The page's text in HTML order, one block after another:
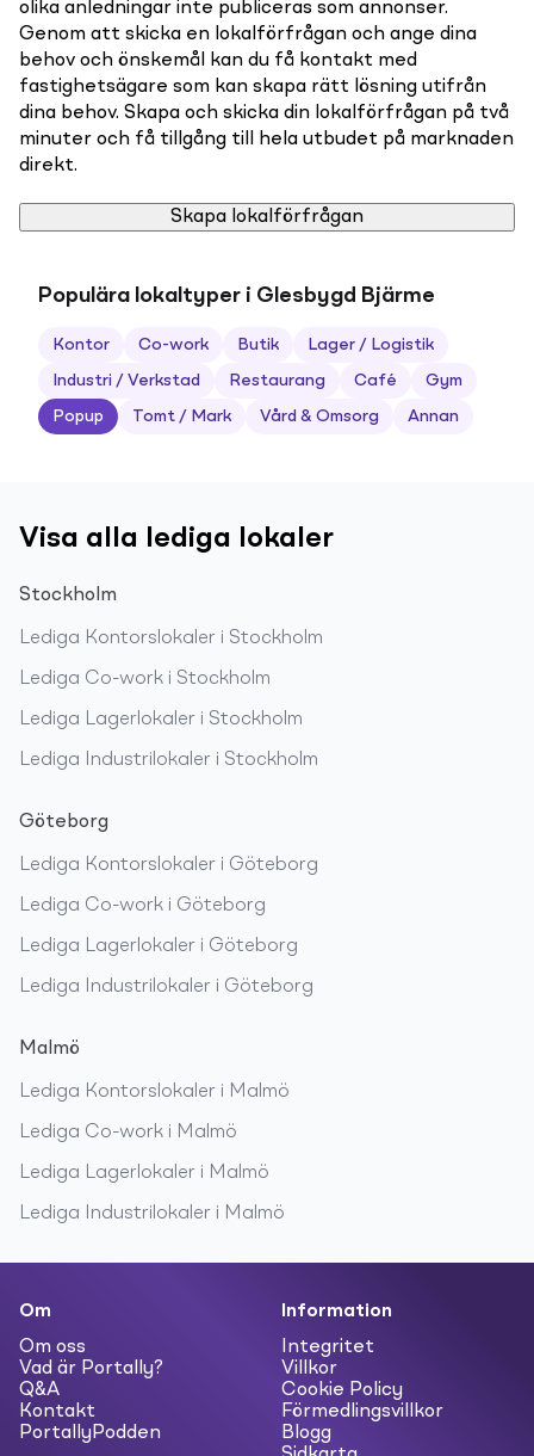
olika anledningar inte publiceras som annonser.
Genom att skicka en lokalförfrågan och ange dina
behov och önskemål kan du få kontakt med
fastighetsägare som kan skapa rätt lösning utifrån
dina behov. Skapa och skicka din lokalförfrågan på två
minuter och få tillgång till hela utbudet på marknaden
direkt.
Skapa lokalförfrågan
Populära lokaltyper i Glesbygd Bjärme
Kontor Co-work Butik Lager / Logistik
Industri / Verkstad Restaurang Café Gym
Popup Tomt / Mark Vård & Omsorg Annan
Visa alla lediga lokaler
Stockholm
Lediga Kontorslokaler i Stockholm
Lediga Co-work i Stockholm
Lediga Lagerlokaler i Stockholm
Lediga Industrilokaler i Stockholm
Göteborg
Lediga Kontorslokaler i Göteborg
Lediga Co-work i Göteborg
Lediga Lagerlokaler i Göteborg
Lediga Industrilokaler i Göteborg
Malmö
Lediga Kontorslokaler i Malmö
Lediga Co-work i Malmö
Lediga Lagerlokaler i Malmö
Lediga Industrilokaler i Malmö
Om
Om oss
Vad är Portally?
Q&A
Kontakt
PortallyPodden
Information
Integritet
Villkor
Cookie Policy
Förmedlingsvillkor
Blogg